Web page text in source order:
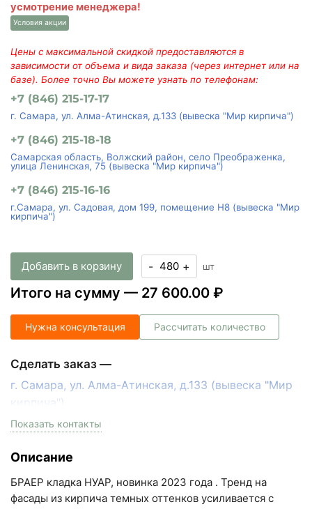
усмотрение менеджера!
Условия акции
Цены с максимальной скидкой предоставляются в
зависимости от объема и вида заказа (через интернет или на
базе). Более точно Вы можете узнать по телефонам:
+7 (846) 215-17-17
г. Самара, ул. Алма-Атинская, д.133 (вывеска "Мир кирпича")
+7 (846) 215-18-18
Самарская область, Волжский район, село Преображенка,
улица Ленинская, 75 (вывеска "Мир кирпича")
+7 (846) 215-16-16
г.Самара, ул. Садовая, дом 199, помещение Н8 (вывеска "Мир
кирпича")
Добавить в корзину - + шт
Итого на сумму — 27 600.00 ₽
Нужна консультация Рассчитать количество
Сделать заказ —
г. Самара, ул. Алма-Атинская, д.133 (вывеска "Мир
кирпича")
пн-пт с 9:00 до 18:00, сб с 10:00 до 16:00
+7 (993) 993-77-33
Написать в МАКС
Показать контакты
Описание
БРАЕР кладка НУАР, новинка 2023 года . Тренд на
фасады из кирпича темных оттенков усиливается с